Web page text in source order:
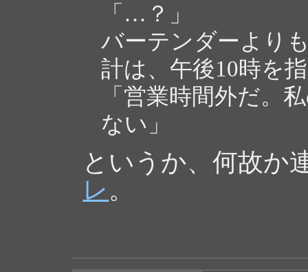
「…？」
バーテンダーより
計は、午後10時を
「営業時間外だ。
ない」
というか、何故か
レ 。